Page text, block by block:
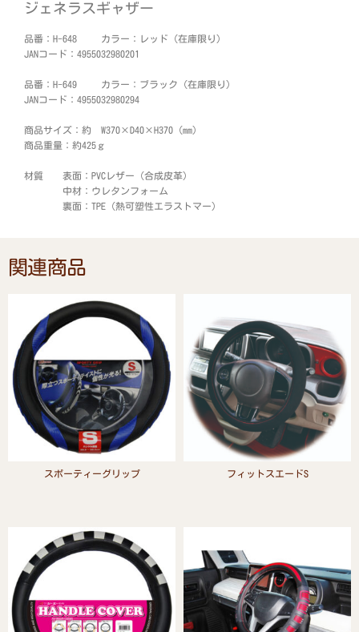
ジェネラスギャザー
品番：H-648 カラー：レッド（在庫限り）
JANコード：4955032980201
品番：H-649 カラー：ブラック（在庫限り）
JANコード：4955032980294
商品サイズ：約 W370×D40×H370 (mm)
商品重量：約425ｇ
材質 表面：PVCレザー（合成皮革）
中材：ウレタンフォーム
裏面：TPE（熱可塑性エラストマー）
関連商品
スポーティーグリップ フィットスエードS